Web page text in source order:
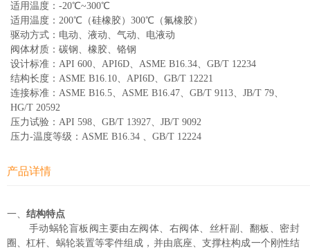
适用温度：-20℃~300℃
适用温度：200℃（硅橡胶）300℃（氟橡胶）
驱动方式：电动、液动、气动、电液动
阀体材质：碳钢、橡胶、铬钢
设计标准：API 600、API6D、ASME B16.34、GB/T 12234
结构长度：ASME B16.10、API6D、GB/T 12221
连接标准：ASME B16.5、ASME B16.47、GB/T 9113、JB/T 79、
HG/T 20592
压力试验：API 598、GB/T 13927、JB/T 9092
压力-温度等级：ASME B16.34 、GB/T 12224
产品详情
一、 结构特点
手动蜗轮盲板阀主要由左阀体、右阀体、丝杆副、翻板、密封
圈、杠杆、蜗轮装置等零件组成，并由底座、支撑柱构成一个刚性结